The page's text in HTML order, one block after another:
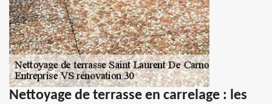
Nettoyage de terrasse en carrelage : les